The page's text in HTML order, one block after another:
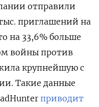
отправили
приглашений на
на 33,6% больше
войны против
крупнейшую с
Такие данные
приводит